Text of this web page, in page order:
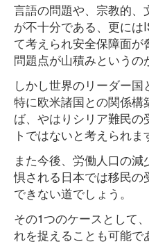
言語の問題や、宗教的
が不十分である、更に
て考えられ安全保障面
問題点が山積みというの
しかし世界のリーダー国
特に欧米諸国との関係
ば、やはりシリア難民
トではないと考えられま
また今後、労働人口の
惧される日本では移民
できない道でしょう。
その1つのケースとして
れを捉えることも可能で